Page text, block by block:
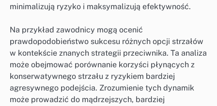
minimalizują ryzyko i maksymalizują efektywność.
Na przykład zawodnicy mogą ocenić
prawdopodobieństwo sukcesu różnych opcji strzałów
w kontekście znanych strategii przeciwnika. Ta analiza
może obejmować porównanie korzyści płynących z
konserwatywnego strzału z ryzykiem bardziej
agresywnego podejścia. Zrozumienie tych dynamik
może prowadzić do mądrzejszych, bardziej